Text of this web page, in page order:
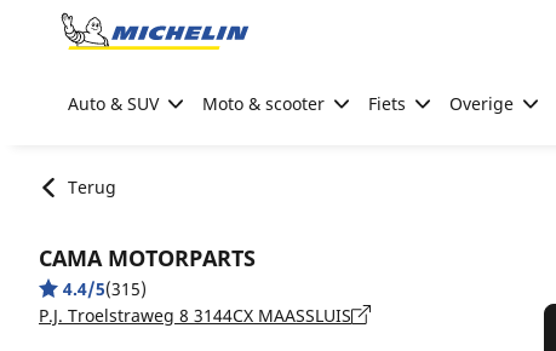
Go to page content
Auto & SUV Moto & scooter Fiets Overige
Terug
CAMA MOTORPARTS
4.4/5(315)
P.J. Troelstraweg 8 3144CX MAASSLUIS